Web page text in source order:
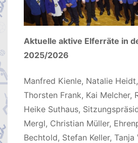
Aktuelle aktive Elferräte in
2025/2026
Manfred Kienle, Natalie
Thorsten Frank, Kai Melcher,
Heike Suthaus,
Mergl, Christian Müller,
Bechtold, Stefan Keller, Tanja